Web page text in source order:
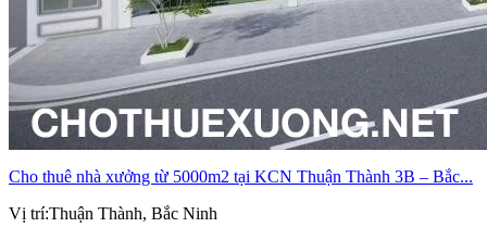
Cho thuê nhà xưởng từ 5000m2 tại KCN Thuận Thành 3B – Bắc...
Vị trí:Thuận Thành, Bắc Ninh